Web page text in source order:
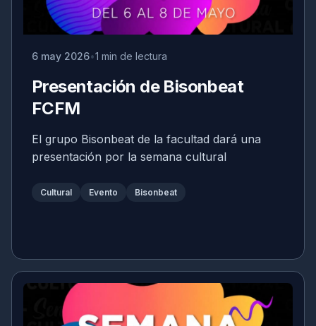
6 may 2026 1 min de lectura
Presentación de Bisonbeat
FCFM
El grupo Bisonbeat de la facultad dará una
presentación por la semana cultural
Cultural Evento Bisonbeat